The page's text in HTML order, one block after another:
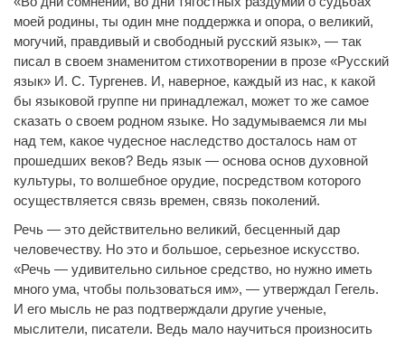
моей родины, ты один мне поддержка и опора, о великий,
могучий, правдивый и свободный русский язык», — так
писал в своем знаменитом стихотворении в прозе «Русский
язык» И. С. Тургенев. И, наверное, каждый из нас, к какой
бы языковой группе ни принадлежал, может то же самое
сказать о своем родном языке. Но задумываемся ли мы
над тем, какое чудесное наследство досталось нам от
прошедших веков? Ведь язык — основа основ духовной
культуры, то волшебное орудие, посредством которого
осуществляется связь времен, связь поколений.
Речь — это действительно великий, бесценный дар
человечеству. Но это и большое, серьезное искусство.
«Речь — удивительно сильное средство, но нужно иметь
много ума, чтобы пользоваться им», — утверждал Гегель.
И его мысль не раз подтверждали другие ученые,
мыслители, писатели. Ведь мало научиться произносить